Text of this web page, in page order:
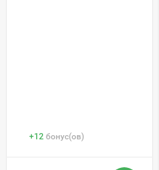
+12 бонус(ов)